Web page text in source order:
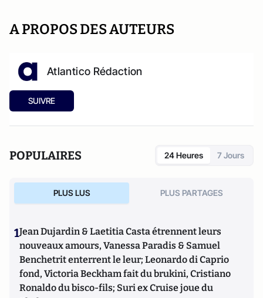
A PROPOS DES AUTEURS
Atlantico Rédaction
SUIVRE
POPULAIRES 24 Heures 7 Jours
PLUS LUS PLUS PARTAGES
1Jean Dujardin & Laetitia Casta étrennent leurs
nouveaux amours, Vanessa Paradis & Samuel
Benchetrit enterrent le leur; Leonardo di Caprio
fond, Victoria Beckham fait du brukini, Cristiano
Ronaldo du bisco-fils; Suri ex Cruise joue du